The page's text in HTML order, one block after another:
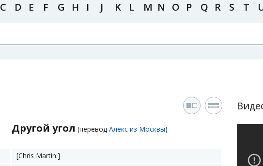
C D E F G H I J K L M N O P Q R S T
Другой угол (перевод Алекс из Москвы)
[Chris Martin:]